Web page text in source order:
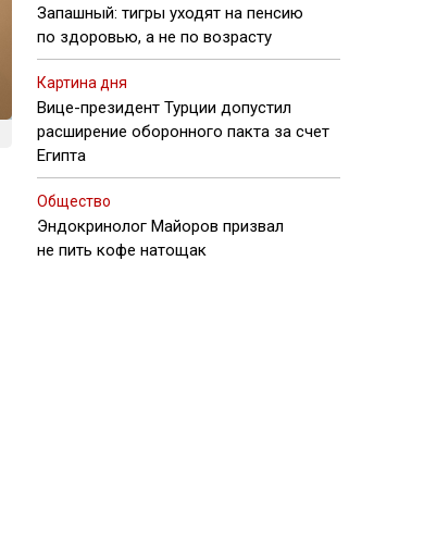
Запашный: тигры уходят на пенсию
по здоровью, а не по возрасту
Картина дня
Вице-президент Турции допустил
расширение оборонного пакта за счет
Египта
Общество
Эндокринолог Майоров призвал
не пить кофе натощак